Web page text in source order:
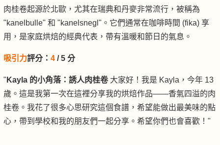
肉桂卷起源於北歐，尤其在瑞典和丹麥非常流行，被稱為
"kanelbulle" 和 "kanelsnegl"。它們通常在咖啡時間 (fika) 享
用，是家庭烘焙的經典代表，帶有溫暖和節日的氣息。
吸引力評分： 4 / 5 分
" Kayla 的小角落：誘人肉桂卷大家好！我是 Kayla，今年 13
歲。這是我第一次在這裡分享我的烘焙作品——香氣四溢的肉
桂卷。我花了很多心思研究這個食譜，希望能做出最美味的點
心，帶到學校和我的朋友們一起分享。希望你們也會喜歡！"